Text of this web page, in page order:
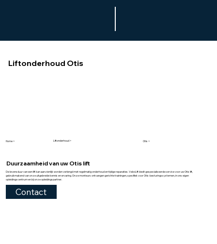
Liftonderhoud Otis
Home > Liftonderhoud > Otis >
Duurzaamheid van uw Otis lift
De levensduur van een lift kan aanzienlijk worden verlengd met regelmatig onderhoud en tijdige reparaties. VeboLift biedt gespecialiseerde service voor uw Otis lift,
gebruikmakend van onze uitgebreide kennis en ervaring. Onze monteurs ontvangen gerichte trainingen, specifiek voor Otis-besturingssystemen, in ons eigen
opleidingscentrum en bij onze opleidingspartner.
Contact